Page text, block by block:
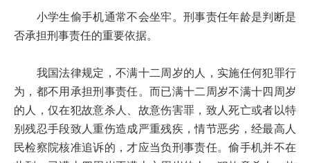
小学生偷手机通常不会坐牢。刑事责任年龄是判断是
否承担刑事责任的重要依据。
我国法律规定，不满十二周岁的人，实施任何犯罪行
为，都不用承担刑事责任。而已满十二周岁不满十四周岁
的人，仅在犯故意杀人、故意伤害罪，致人死亡或者以特
别残忍手段致人重伤造成严重残疾，情节恶劣，经最高人
民检察院核准追诉的，才应当负刑事责任。偷手机并不在